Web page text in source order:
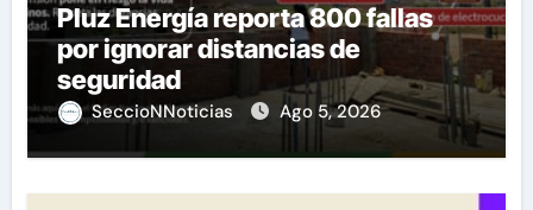
Pluz Energía reporta 800 fallas
por ignorar distancias de
seguridad
SeccioNNoticias Ago 5, 2026